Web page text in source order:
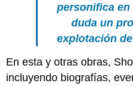
personifica
duda un
explotación
En esta y otras obras,
incluyendo biografías,